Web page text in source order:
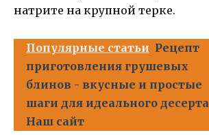
натрите на крупной терке.
Популярные статьи Рецепт
приготовления грушевых
блинов - вкусные и простые
шаги для идеального десерта
Наш сайт